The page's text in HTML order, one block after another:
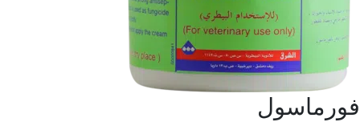
فورماسول